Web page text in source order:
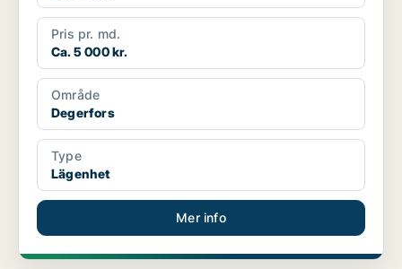
Pris pr. md.
Ca. 5 000 kr.
Område
Degerfors
Type
Lägenhet
Mer info